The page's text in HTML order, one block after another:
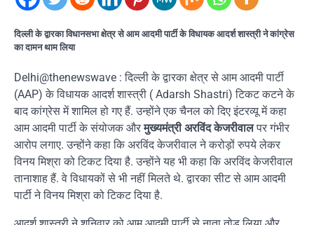
दिल्ली के द्वारका विधानसभा क्षेत्र से आम आदमी पार्टी के विधायक आदर्श शास्त्री ने कांग्रेस
का दामन थाम लिया
Delhi@thenewswave : दिल्ली के द्वारका क्षेत्र से आम आदमी पार्टी
(AAP) के विधायक आदर्श शास्त्री ( Adarsh Shastri) टिकट कटने के
बाद कांग्रेस में शामिल हो गए हैं. उन्होंने एक चैनल को दिए इंटरव्यू में कहा
आम आदमी पार्टी के संयोजक औरमुख्यमंत्री अरविंद केजरीवालपर गंभीर
आरोप लगाए. उन्होंने कहा कि अरविंद केजरीवाल ने करोड़ों रुपये लेकर
विनय मिश्रा को टिकट दिया है. उन्होंने यह भी कहा कि अरविंद केजरीवाल
तानाशाह हैं. वे विधायकों से भी नहीं मिलते थे. द्वारका सीट से आम आदमी
पार्टी ने विनय मिश्रा को टिकट दिया है.